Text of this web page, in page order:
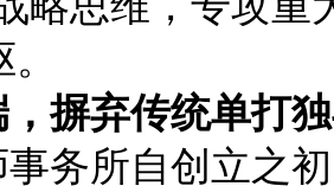
摒弃传统单打
务所自创立之